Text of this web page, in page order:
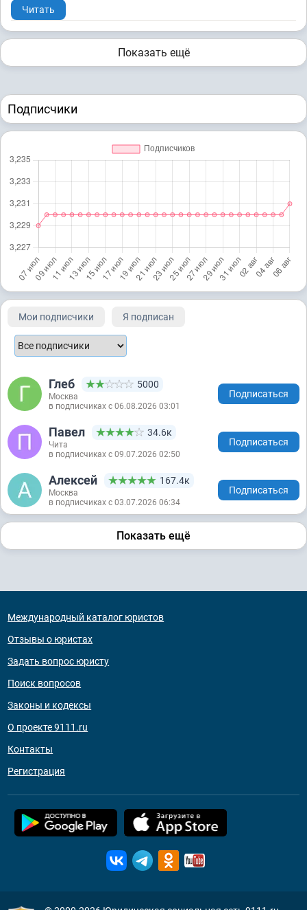
Читать
Показать ещё
Подписчики
Мои подписчики Я подписан
Глеб 5000
Москва
в подписчиках с 06.08.2026 03:01
Подписаться
Павел 34.6к
Чита
в подписчиках с 09.07.2026 02:50
Подписаться
Алексей 167.4к
Москва
в подписчиках с 03.07.2026 06:34
Подписаться
Показать ещё
Международный каталог юристов
Отзывы о юристах
Задать вопрос юристу
Поиск вопросов
Законы и кодексы
О проекте 9111.ru
Контакты
Регистрация